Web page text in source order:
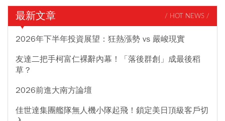
最新文章 / HOT NEWS /
2026年下半年投資展望：狂熱漲勢 vs 嚴峻現實
友達二把手柯富仁裸辭內幕！「落後群創」成最後稻
草？
2026前進大南方論壇
佳世達集團艦隊無人機小隊起飛！鎖定美日頂級客戶切